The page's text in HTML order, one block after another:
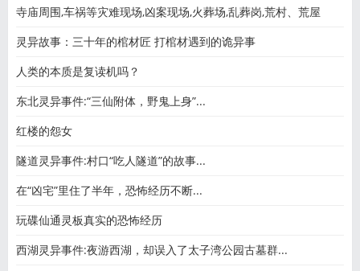
寺庙周围,车祸等灾难现场,凶案现场,火葬场,乱葬岗,荒村、荒屋
灵异故事：三十年的棺材匠 打棺材遇到的诡异事
人类的本质是复读机吗？
东北灵异事件:“三仙附体，野鬼上身”...
红楼的怨女
隧道灵异事件:村口“吃人隧道”的故事...
在“凶宅”里住了半年，恐怖经历不断...
玩碟仙通灵板真实的恐怖经历
西湖灵异事件:夜游西湖，却误入了太子湾公园古墓群...